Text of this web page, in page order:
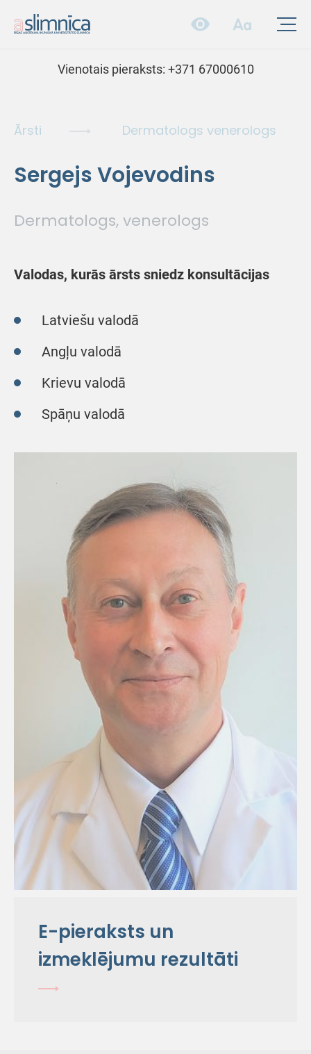
Vienotais pieraksts: +371 67000610
Ārsti Dermatologs venerologs
Sergejs Vojevodins
Dermatologs, venerologs
Valodas, kurās ārsts sniedz konsultācijas
Latviešu valodā
Angļu valodā
Krievu valodā
Spāņu valodā
E-pieraksts un
izmeklējumu rezultāti